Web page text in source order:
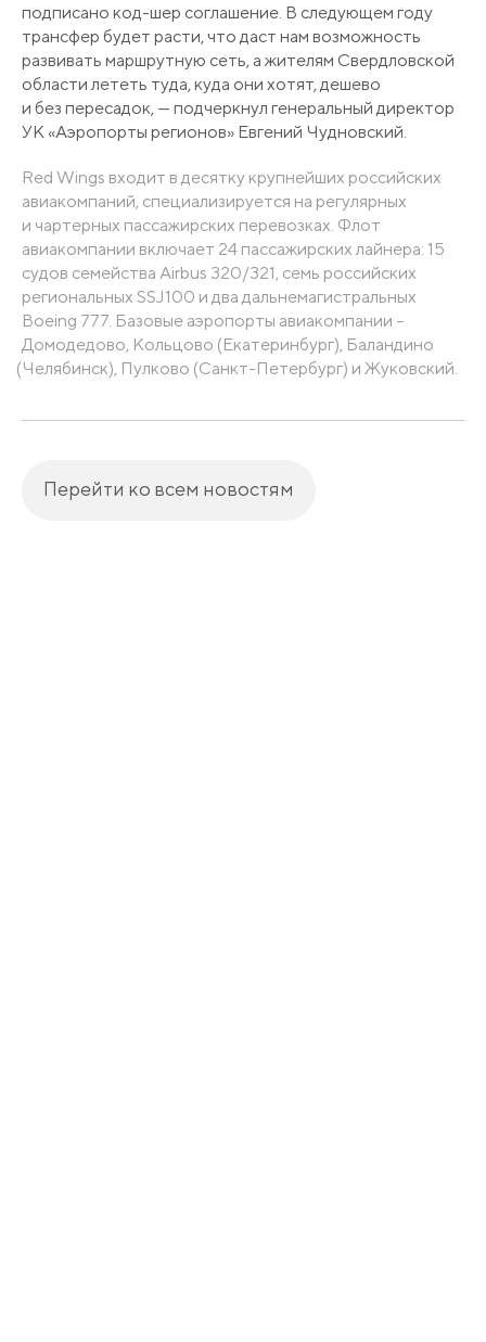
подписано код-шер соглашение. В следующем году
трансфер будет расти, что даст нам возможность
развивать маршрутную сеть, а жителям Свердловской
области лететь туда, куда они хотят, дешево
и без пересадок, — подчеркнул генеральный директор
УК «Аэропорты регионов» Евгений Чудновский.
Red Wings входит в десятку крупнейших российских
авиакомпаний, специализируется на регулярных
и чартерных пассажирских перевозках. Флот
авиакомпании включает 24 пассажирских лайнера: 15
судов семейства Airbus 320/321, семь российских
региональных SSJ100 и два дальнемагистральных
Boeing 777. Базовые аэропорты авиакомпании –
Домодедово, Кольцово (Екатеринбург), Баландино
(Челябинск), Пулково (Санкт-Петербург) и Жуковский.
Перейти ко всем новостям